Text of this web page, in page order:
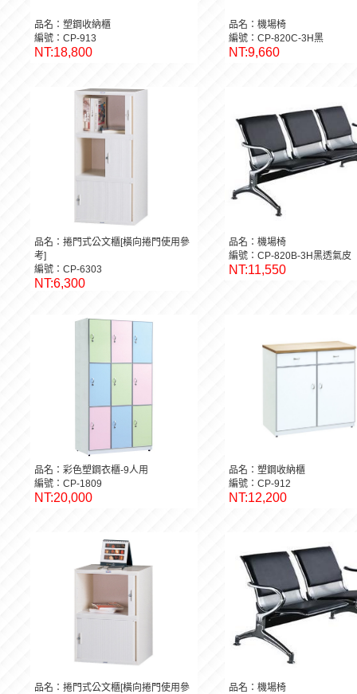
品名：塑鋼收納櫃
編號：CP-913
NT:18,800
品名：機場椅
編號：CP-820C-3H黑
NT:9,660
品名：捲門式公文櫃[橫向捲門使用參
考]
編號：CP-6303
NT:6,300
品名：機場椅
編號：CP-820B-3H黑透氣皮
NT:11,550
品名：彩色塑鋼衣櫃-9人用
編號：CP-1809
NT:20,000
品名：塑鋼收納櫃
編號：CP-912
NT:12,200
品名：捲門式公文櫃[橫向捲門使用參
品名：機場椅